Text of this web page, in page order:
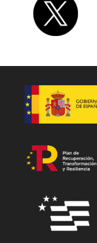
Image
Image